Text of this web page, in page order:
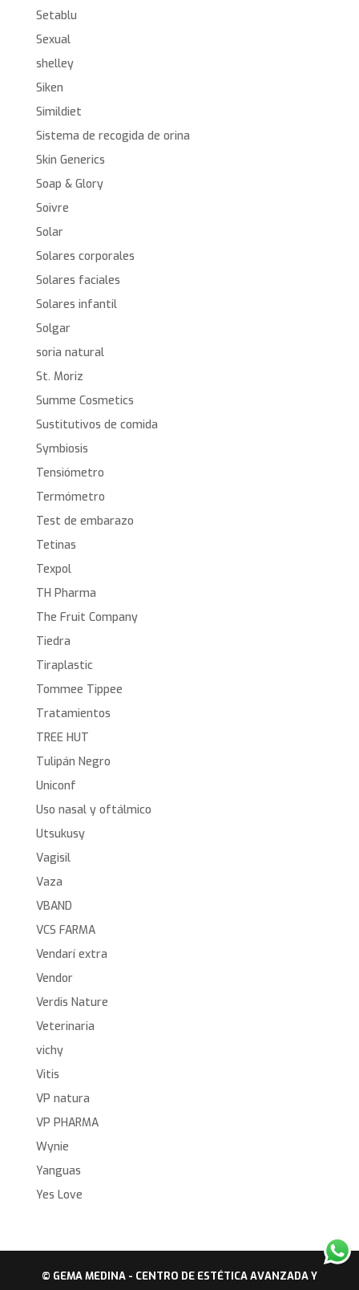
Setablu
Sexual
shelley
Siken
Simildiet
Sistema de recogida de orina
Skin Generics
Soap & Glory
Soivre
Solar
Solares corporales
Solares faciales
Solares infantil
Solgar
soria natural
St. Moriz
Summe Cosmetics
Sustitutivos de comida
Symbiosis
Tensiómetro
Termómetro
Test de embarazo
Tetinas
Texpol
TH Pharma
The Fruit Company
Tiedra
Tiraplastic
Tommee Tippee
Tratamientos
TREE HUT
Tulipán Negro
Uniconf
Uso nasal y oftálmico
Utsukusy
Vagisil
Vaza
VBAND
VCS FARMA
Vendarí extra
Vendor
Verdis Nature
Veterinaria
vichy
Vitis
VP natura
VP PHARMA
Wynie
Yanguas
Yes Love
© GEMA MEDINA - CENTRO DE ESTÉTICA AVANZADA Y